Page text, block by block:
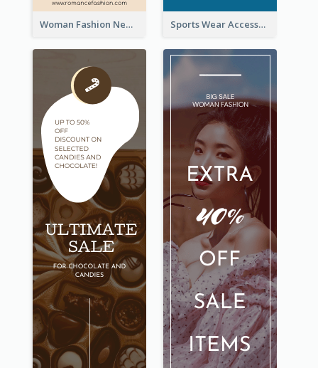
Woman Fashion New Arrivals Sale Wide Skyscraper Banner Sports Wear Accessories Special Sale Wide Skyscraper Banner